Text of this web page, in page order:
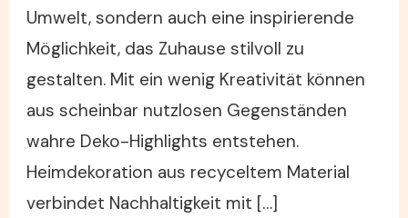
Umwelt, sondern auch eine inspirierende
Möglichkeit, das Zuhause stilvoll zu
gestalten. Mit ein wenig Kreativität können
aus scheinbar nutzlosen Gegenständen
wahre Deko-Highlights entstehen.
Heimdekoration aus recyceltem Material
verbindet Nachhaltigkeit mit […]